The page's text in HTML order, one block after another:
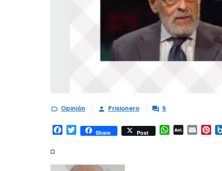
 Opinión  Prisionero  9
Facebook
TwitterShare Post WhatsApp
AOL Email
◘